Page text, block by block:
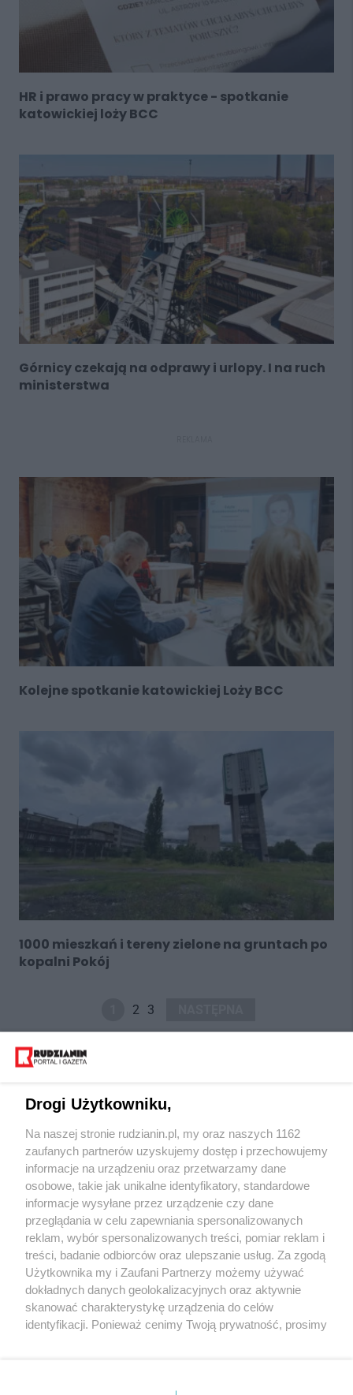
HR i prawo pracy w praktyce - spotkanie
katowickiej loży BCC
Górnicy czekają na odprawy i urlopy. I na ruch
ministerstwa
Kolejne spotkanie katowickiej Loży BCC
1000 mieszkań i tereny zielone na gruntach po
kopalni Pokój
2 3
Wydawca mediów lokalnych
Nie zapomnij
zapoznać się z:
polityką prywatności regulamin korzystania z portali
Twojemiasto
Piekary Śląskie
Chorzów
Tarnowskie Góry
Skontakuj sięz nami
Kontakt
Wydawca
Redakcja
Drogi Użytkowniku,
Na naszej stronie rudzianin.pl, my oraz naszych 1162
zaufanych partnerów uzyskujemy dostęp i przechowujemy
informacje na urządzeniu oraz przetwarzamy dane
osobowe, takie jak unikalne identyfikatory, standardowe
informacje wysyłane przez urządzenie czy dane
przeglądania w celu zapewniania spersonalizowanych
reklam, wybór spersonalizowanych treści, pomiar reklam i
treści, badanie odbiorców oraz ulepszanie usług. Za zgodą
Użytkownika my i Zaufani Partnerzy możemy używać
dokładnych danych geolokalizacyjnych oraz aktywnie
skanować charakterystykę urządzenia do celów
identyfikacji. Ponieważ cenimy Twoją prywatność, prosimy